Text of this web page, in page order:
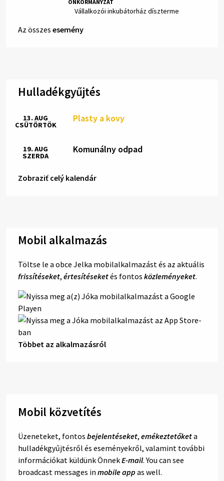
ÖNKORMÁNYZAT
Hely:
Vállalkozói inkubátorház díszterme
Az összes esemény
Hulladékgyűjtés
Plasty a kovy
13. AUG
CSÜTÖRTÖK
Komunálny odpad
19. AUG
SZERDA
Zobraziť celý kalendár
Mobil alkalmazás
Töltse le a obce Jelka mobilalkalmazást és az aktuális
frissítéseket, értesítéseketés fontos közleményeket.
Többet az alkalmazásról
Mobil közvetítés
Üzeneteket, fontos bejelentéseket, emékeztetőketa
hulladékgyűjtésről és eseményekről, valamint további
információkat küldünk ÖnnekE-mail. You can see
broadcast messages in mobile app as well.